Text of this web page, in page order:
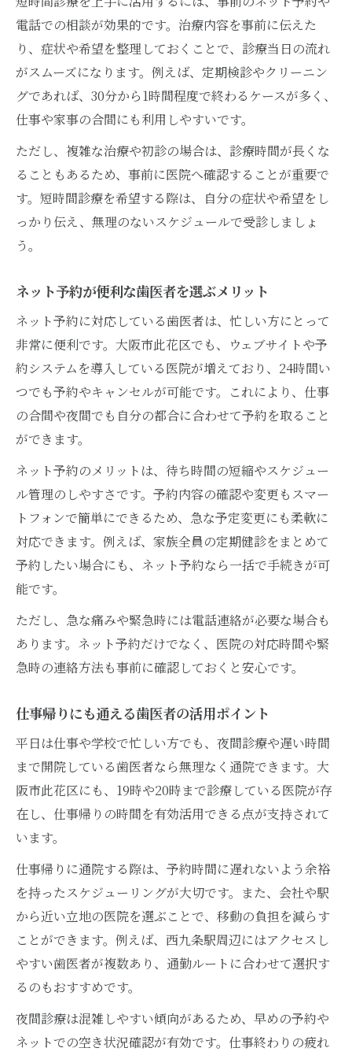
電話での相談が効果的です。治療内容を事前に伝えた
り、症状や希望を整理しておくことで、診療当日の流れ
がスムーズになります。例えば、定期検診やクリーニン
グであれば、30分から1時間程度で終わるケースが多く、
仕事や家事の合間にも利用しやすいです。
ただし、複雑な治療や初診の場合は、診療時間が長くな
ることもあるため、事前に医院へ確認することが重要で
す。短時間診療を希望する際は、自分の症状や希望をし
っかり伝え、無理のないスケジュールで受診しましょ
う。
ネット予約が便利な歯医者を選ぶメリット
ネット予約に対応している歯医者は、忙しい方にとって
非常に便利です。大阪市此花区でも、ウェブサイトや予
約システムを導入している医院が増えており、24時間い
つでも予約やキャンセルが可能です。これにより、仕事
の合間や夜間でも自分の都合に合わせて予約を取ること
ができます。
ネット予約のメリットは、待ち時間の短縮やスケジュー
ル管理のしやすさです。予約内容の確認や変更もスマー
トフォンで簡単にできるため、急な予定変更にも柔軟に
対応できます。例えば、家族全員の定期健診をまとめて
予約したい場合にも、ネット予約なら一括で手続きが可
能です。
ただし、急な痛みや緊急時には電話連絡が必要な場合も
あります。ネット予約だけでなく、医院の対応時間や緊
急時の連絡方法も事前に確認しておくと安心です。
仕事帰りにも通える歯医者の活用ポイント
平日は仕事や学校で忙しい方でも、夜間診療や遅い時間
まで開院している歯医者なら無理なく通院できます。大
阪市此花区にも、19時や20時まで診療している医院が存
在し、仕事帰りの時間を有効活用できる点が支持されて
います。
仕事帰りに通院する際は、予約時間に遅れないよう余裕
を持ったスケジューリングが大切です。また、会社や駅
から近い立地の医院を選ぶことで、移動の負担を減らす
ことができます。例えば、西九条駅周辺にはアクセスし
やすい歯医者が複数あり、通勤ルートに合わせて選択す
るのもおすすめです。
夜間診療は混雑しやすい傾向があるため、早めの予約や
ネットでの空き状況確認が有効です。仕事終わりの疲れ